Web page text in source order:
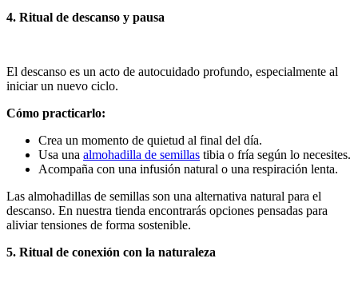
4. Ritual de descanso y pausa
El descanso es un acto de autocuidado profundo, especialmente al
iniciar un nuevo ciclo.
Cómo practicarlo:
Crea un momento de quietud al final del día.
Usa una almohadilla de semillas tibia o fría según lo necesites.
Acompaña con una infusión natural o una respiración lenta.
Las almohadillas de semillas son una alternativa natural para el
descanso. En nuestra tienda encontrarás opciones pensadas para
aliviar tensiones de forma sostenible.
5. Ritual de conexión con la naturaleza